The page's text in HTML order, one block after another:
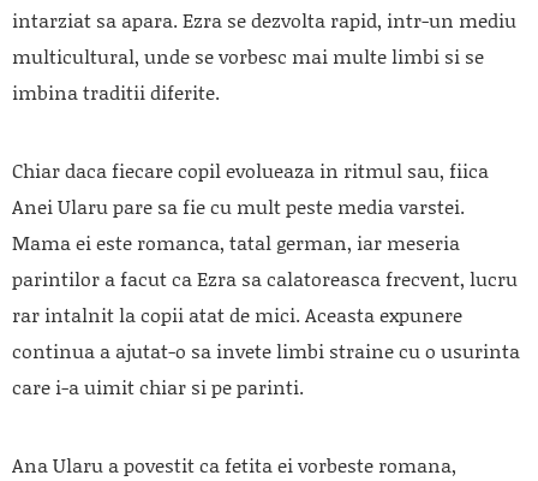
intarziat sa apara. Ezra se dezvolta rapid, intr-un mediu
multicultural, unde se vorbesc mai multe limbi si se
imbina traditii diferite.
Chiar daca fiecare copil evolueaza in ritmul sau, fiica
Anei Ularu pare sa fie cu mult peste media varstei.
Mama ei este romanca, tatal german, iar meseria
parintilor a facut ca Ezra sa calatoreasca frecvent, lucru
rar intalnit la copii atat de mici. Aceasta expunere
continua a ajutat-o sa invete limbi straine cu o usurinta
care i-a uimit chiar si pe parinti.
Ana Ularu a povestit ca fetita ei vorbeste romana,